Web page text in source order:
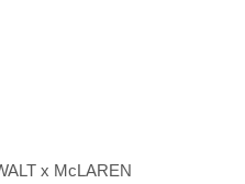
x McLAREN